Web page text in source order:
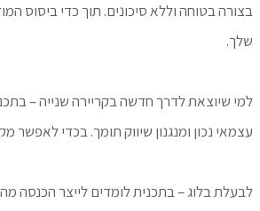
בצורה בטוחה וללא סיכונים. תוך כדי ביסוס
שלך.
למי שיוצאת לדרך חדשה בקריירה שנייה –
עצמאי נכון ומנגנון שיווק תומך. בכדי לאפשר
לבעלת בלוג – בתכנית לומדים לייצר הכנסה